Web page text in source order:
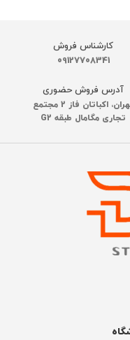
کشی سه بعدی
باطری
باتری
بدنه
کشور
کارشناس فروش
09127708341
آدرس فروش حضوری
تهران، اکباتان فاز 2 مجتمع
تجاری مگامال طبقه G2